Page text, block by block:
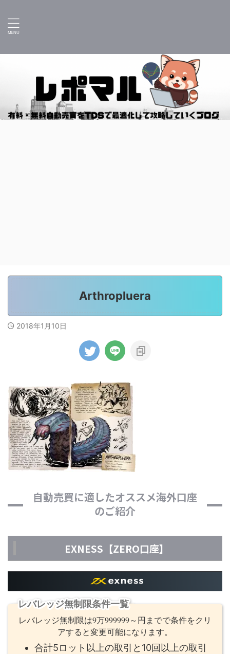
Arthropluera
2018年1月10日
自動売買に適したオススメ海外口座
のご紹介
EXNESS【ZERO口座】
レバレッジ無制限条件一覧
レバレッジ無制限は9万999999～円までで条件をクリ
アすると変更可能になります。
合計5ロット以上の取引と10回以上の取引